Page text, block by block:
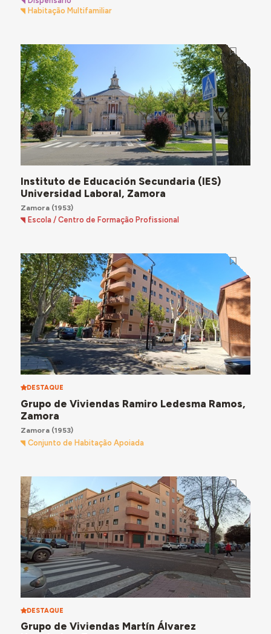
Habitação Multifamiliar
Instituto de Educación Secundaria (IES)
Universidad Laboral, Zamora
Zamora(1953)
Escola / Centro de Formação Profissional
DESTAQUE
Grupo de Viviendas Ramiro Ledesma Ramos,
Zamora
Zamora(1953)
Conjunto de Habitação Apoiada
DESTAQUE
Grupo de Viviendas Martín Álvarez